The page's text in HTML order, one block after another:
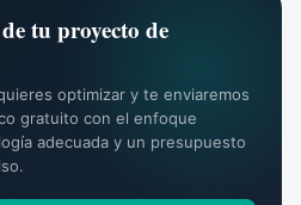
tu proyecto de
optimizar y te enviaremos
gratuito con el enfoque
adecuada y un presupuesto